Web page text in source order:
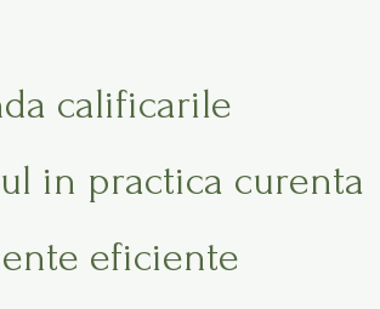
calificarile
in practica curenta
eficiente